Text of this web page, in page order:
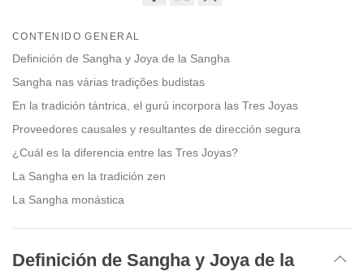
facebook
CONTENIDO GENERAL
Definición de Sangha y Joya de la Sangha
Sangha nas várias tradições budistas
En la tradición tántrica, el gurú incorpora las Tres Joyas
Proveedores causales y resultantes de dirección segura
¿Cuál es la diferencia entre las Tres Joyas?
La Sangha en la tradición zen
La Sangha monástica
Definición de Sangha y Joya de la